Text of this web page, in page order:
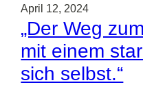
April 12, 2024
„Der Weg
mit einem
sich selbst.“